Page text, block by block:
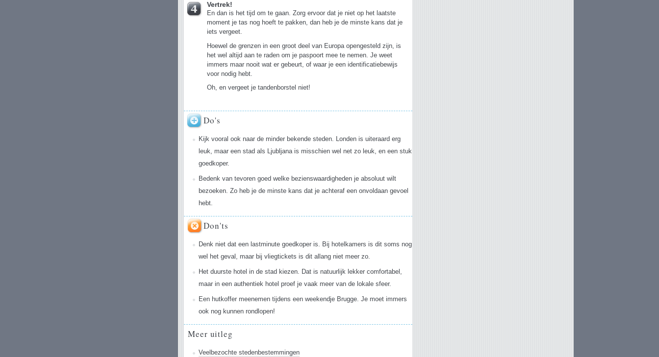
Vertrek!
En dan is het tijd om te gaan. Zorg ervoor dat je niet op het laatste
moment je tas nog hoeft te pakken, dan heb je de minste kans dat je
iets vergeet.
Hoewel de grenzen in een groot deel van Europa opengesteld zijn, is
het wel altijd aan te raden om je paspoort mee te nemen. Je weet
immers maar nooit wat er gebeurt, of waar je een identificatiebewijs
voor nodig hebt.
Oh, en vergeet je tandenborstel niet!
Do's
Kijk vooral ook naar de minder bekende steden. Londen is uiteraard erg
leuk, maar een stad als Ljubljana is misschien wel net zo leuk, en een stuk
goedkoper.
Bedenk van tevoren goed welke bezienswaardigheden je absoluut wilt
bezoeken. Zo heb je de minste kans dat je achteraf een onvoldaan gevoel
hebt.
Don'ts
Denk niet dat een lastminute goedkoper is. Bij hotelkamers is dit soms nog
wel het geval, maar bij vliegtickets is dit allang niet meer zo.
Het duurste hotel in de stad kiezen. Dat is natuurlijk lekker comfortabel,
maar in een authentiek hotel proef je vaak meer van de lokale sfeer.
Een hutkoffer meenemen tijdens een weekendje Brugge. Je moet immers
ook nog kunnen rondlopen!
Meer uitleg
Veelbezochte stedenbestemmingen